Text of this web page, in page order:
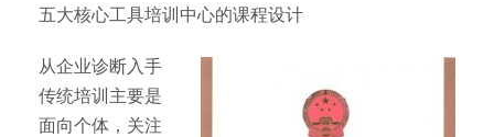
五大核心工具培训中心的课程设计
从企业诊断入手
传统培训主要是
面向个体，关注